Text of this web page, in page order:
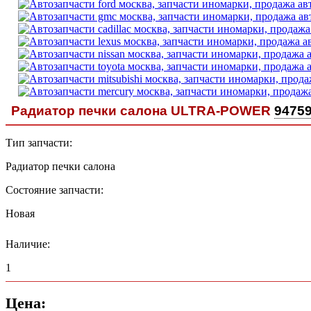
Радиатор печки салона ULTRA-POWER
Тип запчасти:
Радиатор печки салона
Состояние запчасти:
Новая
Наличие:
1
Цена: